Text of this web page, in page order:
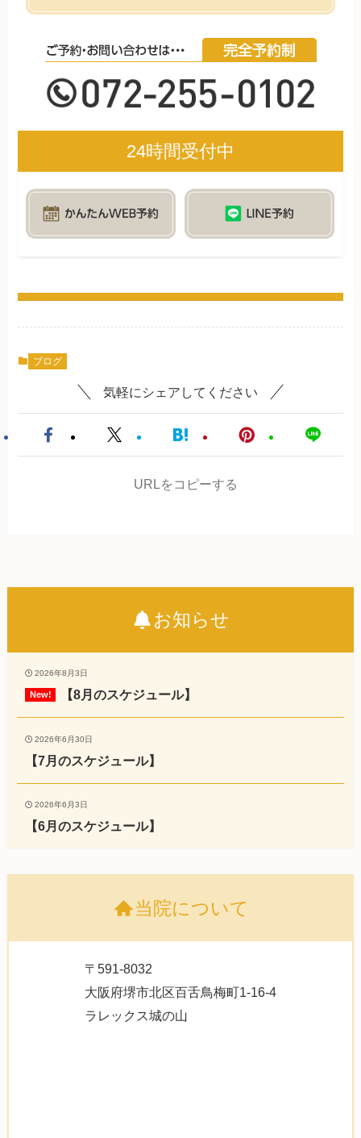
24時間受付中
ブログ
気軽にシェアしてください
URLをコピーする
お知らせ
2026年8月3日
【8月のスケジュール】
2026年6月30日
【7月のスケジュール】
2026年6月3日
【6月のスケジュール】
当院について
〒591-8032
大阪府堺市北区百舌鳥梅町1-16-4
ラレックス城の山